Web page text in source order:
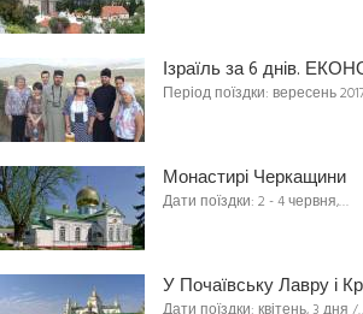
Ізраїль за 6 днів.
Період поїздки: вересень
Монастирі Черкащини
Дати поїздки: 2 - 4 червня,…
У Почаївську Лавру і